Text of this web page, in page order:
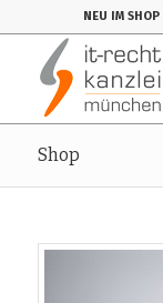
NEU IM SHOP
Shop